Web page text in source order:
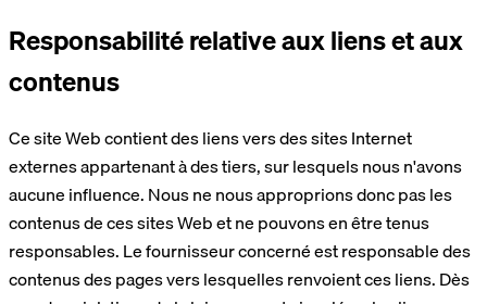
Responsabilité relative aux liens et aux
contenus
Ce site Web contient des liens vers des sites Internet
externes appartenant à des tiers, sur lesquels nous n'avons
aucune influence. Nous ne nous approprions donc pas les
contenus de ces sites Web et ne pouvons en être tenus
responsables. Le fournisseur concerné est responsable des
contenus des pages vers lesquelles renvoient ces liens. Dès